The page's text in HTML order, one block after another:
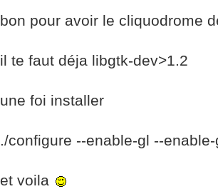
bon pour avoir le cliquodrome
il te faut déja libgtk-dev>1.2
une foi installer
./configure --enable-gl --
et voila